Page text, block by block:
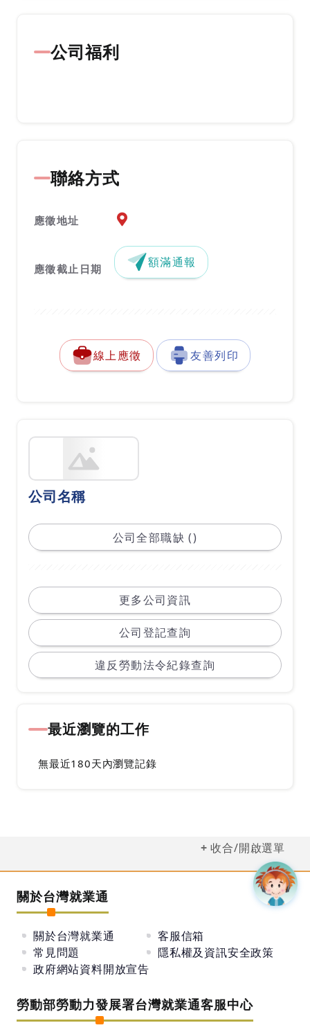
公司福利
聯絡方式
應徵地址 應徵地址地圖『另開新視窗』
應徵截止日期 額滿通報
線上應徵 友善列印
公司名稱
公司全部職缺 ()
更多公司資訊
公司登記查詢
違反勞動法令紀錄查詢
最近瀏覽的工作
無最近180天內瀏覽記錄
收合/開啟選單
關於台灣就業通
關於台灣就業通
客服信箱
常見問題
隱私權及資訊安全政策
政府網站資料開放宣告
勞動部勞動力發展署台灣就業通客服中心